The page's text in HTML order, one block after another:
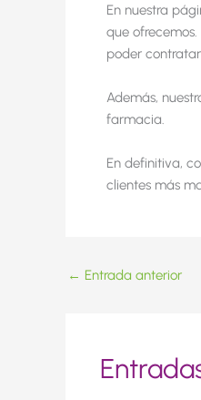
En nuestra
que
poder contratar
Además,
farmacia.
En definitiva,
clientes más
← Entrada anterior